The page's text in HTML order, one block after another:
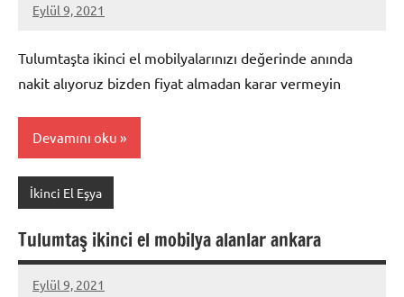
Eylül 9, 2021
Mustafa
Tulumtaşta ikinci el mobilyalarınızı değerinde anında
nakit alıyoruz bizden fiyat almadan karar vermeyin
Devamını oku
İkinci El Eşya
Tulumtaş ikinci el mobilya alanlar ankara
Eylül 9, 2021